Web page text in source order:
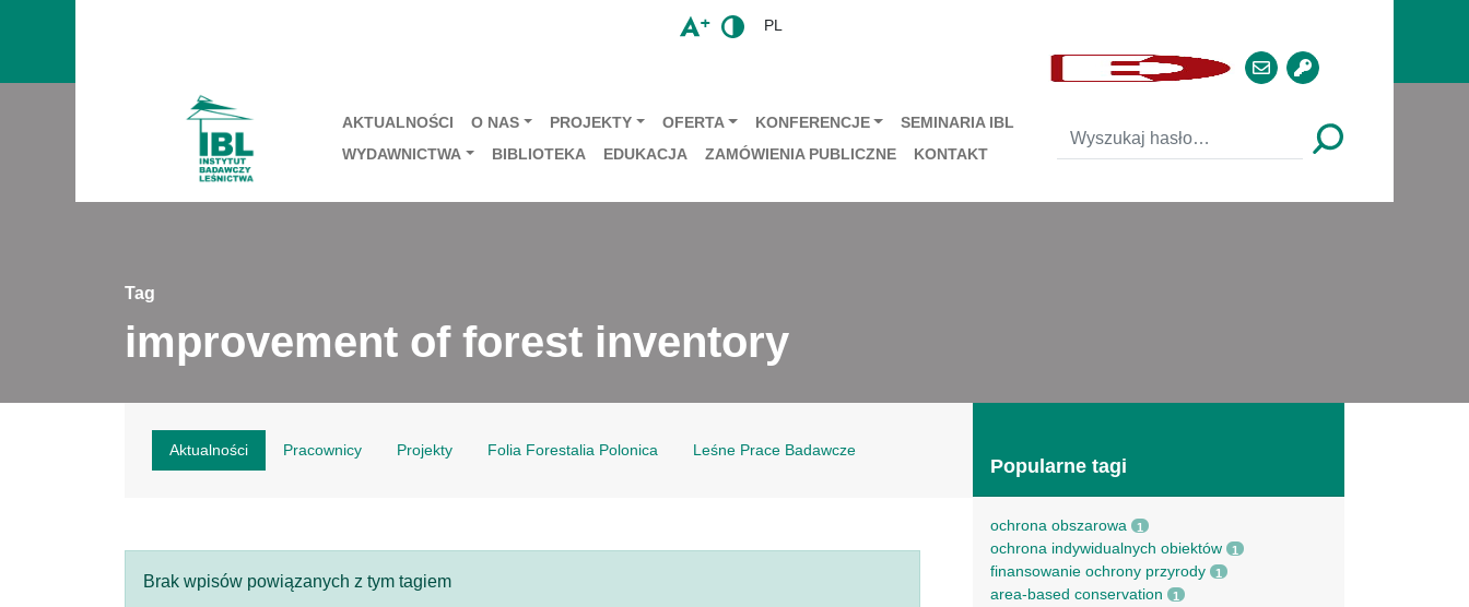
PL
AKTUALNOŚCI O NAS PROJEKTY OFERTA KONFERENCJE
SEMINARIA IBL
WYDAWNICTWA
BIBLIOTEKA EDUKACJA ZAMÓWIENIA PUBLICZNE KONTAKT
Tag
improvement of forest inventory
Aktualności Pracownicy Projekty Folia Forestalia Polonica Leśne Prace Badawcze
Brak wpisów powiązanych z tym tagiem
Popularne tagi
ochrona obszarowa 1
ochrona indywidualnych obiektów 1
finansowanie ochrony przyrody 1
area-based conservation 1